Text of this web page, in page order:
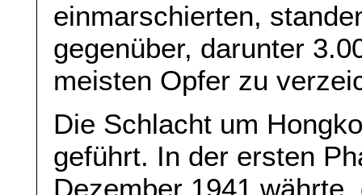
einmarschierten,
gegenüber, darunter
meisten Opfer zu
Die Schlacht um
geführt. In der ersten
Dezember 1941